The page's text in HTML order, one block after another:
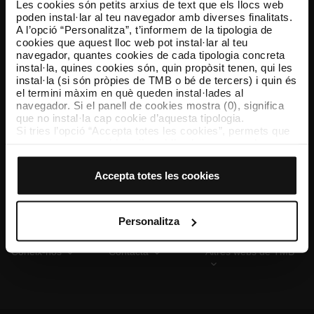
Les cookies són petits arxius de text que els llocs web
poden instal·lar al teu navegador amb diverses finalitats.
A l’opció “Personalitza”, t’informem de la tipologia de
cookies que aquest lloc web pot instal·lar al teu
navegador, quantes cookies de cada tipologia concreta
instal·la, quines cookies són, quin propòsit tenen, qui les
instal·la (si són pròpies de TMB o bé de tercers) i quin és
el termini màxim en què queden instal·lades al
navegador. Si el panell de cookies mostra (0), significa
que no instal·la cap cookie d’aquesta tipologia.
Si tries l’opció “Accepta totes les cookies”, permets que
El selector que es troba a la dreta de cada tipologia de
cookies d’aquella classe.
Un cop hagis marcat les teves preferències, has de fer
clic sobre “Selecciona i configura”. Així, s’instal·laran
només les cookies de la tipologia que hagis seleccionat
personalització, perquè permeten recordar les teves
opcions de navegació (com ara l’idioma) i milloren la teva
Accepta totes les cookies
Personalitza
TMB App
Descarrega’t TMB App i compra els teus bitllets
App Store Google Play
Coneix-nos Contacta Altres webs de TMB